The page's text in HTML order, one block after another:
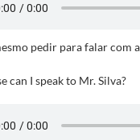
pedir para falar com
can I speak to Mr. Silva?